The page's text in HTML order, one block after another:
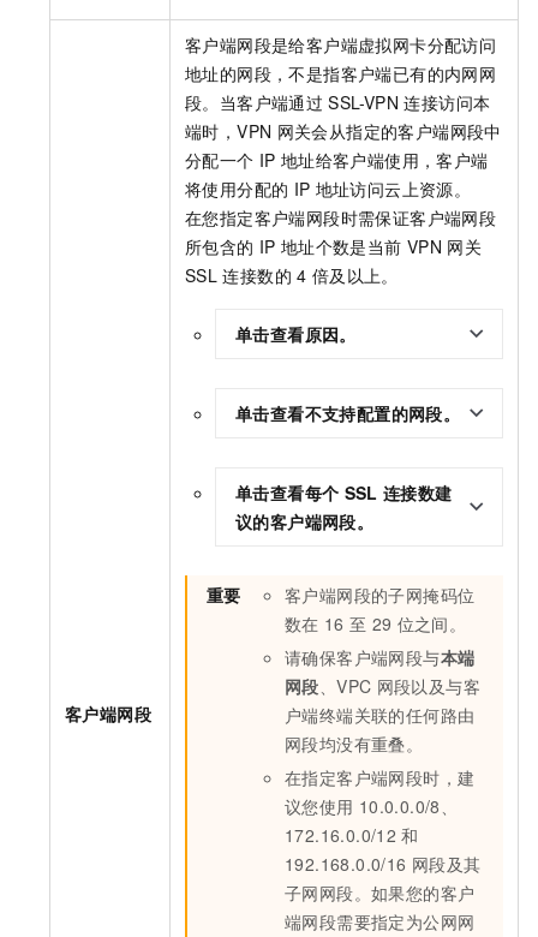
客户端网段
客户端网段是给客户端虚拟网卡分配访问
地址的网段，不是指客户端已有的内网网
段。当客户端通过 SSL-VPN 连接访问本
端时，VPN 网关会从指定的客户端网段中
分配一个 IP 地址给客户端使用，客户端
将使用分配的 IP 地址访问云上资源。
在您指定客户端网段时需保证客户端网段
所包含的 IP 地址个数是当前 VPN 网关
SSL 连接数的 4 倍及以上。
单击查看原因。
单击查看不支持配置的网段。
单击查看每个 SSL 连接数建
议的客户端网段。
重要
客户端网段的子网掩码位
数在 16 至 29 位之间。
请确保客户端网段与本端
网段、VPC 网段以及与客
户端终端关联的任何路由
网段均没有重叠。
在指定客户端网段时，建
议您使用 10.0.0.0/8、
172.16.0.0/12 和
192.168.0.0/16 网段及其
子网网段。如果您的客户
端网段需要指定为公网网